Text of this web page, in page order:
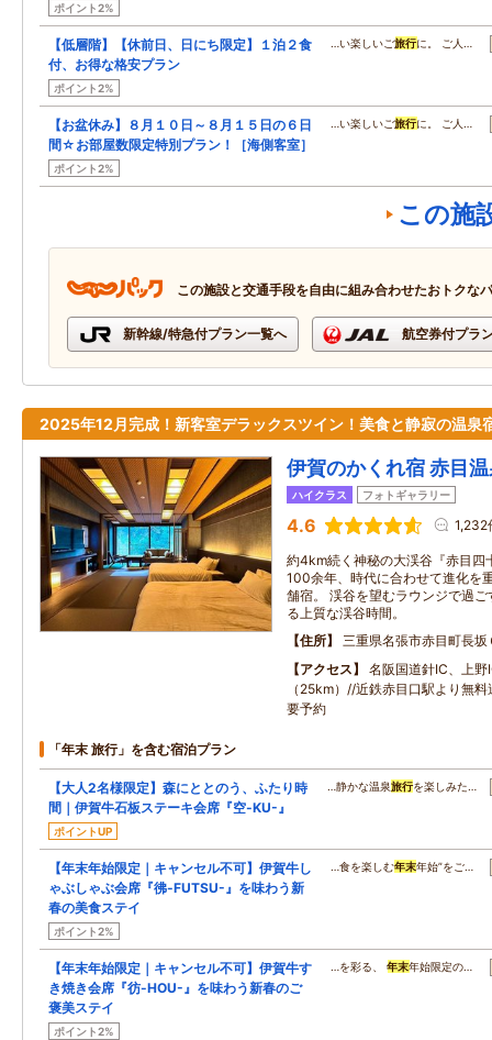
ポイント2%
【低層階】【休前日、日にち限定】１泊２食
付、お得な格安プラン
ポイント2%
…い楽しいご旅行に。 ご人…
【お盆休み】８月１０日～８月１５日の６日
間☆お部屋数限定特別プラン！［海側客室］
ポイント2%
…い楽しいご旅行に。 ご人…
この施
この施設と交通手段を自由に組み合わせたおトクな
新幹線/特急付プラン一覧へ 航空券付プラ
2025年12月完成！新客室デラックスツイン！美食と静寂の温泉
伊賀のかくれ宿 赤目
ハイクラス フォトギャラリー
4.6 1,232
約4km続く神秘の大渓谷『赤目四
100余年、時代に合わせて進化を
舗宿。 渓谷を望むラウンジで過
る上質な渓谷時間。
住所
三重県名張市赤目町長坂
アクセス
名阪国道針IC、上
（25km）//近鉄赤目口駅より無
要予約
「年末 旅行」を含む宿泊プラン
【大人2名様限定】森にととのう、ふたり時
間｜伊賀牛石板ステーキ会席『空-KU-』
ポイントUP
…静かな温泉旅行を楽しみた…
【年末年始限定｜キャンセル不可】伊賀牛し
ゃぶしゃぶ会席『彿-FUTSU-』を味わう新
春の美食ステイ
ポイント2%
…食を楽しむ年末年始”をご…
【年末年始限定｜キャンセル不可】伊賀牛す
き焼き会席『彷-HOU-』を味わう新春のご
褒美ステイ
ポイント2%
…を彩る、年末年始限定の…